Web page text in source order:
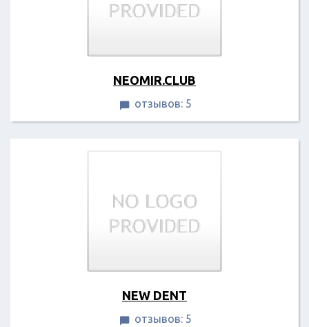
NEOMIR.CLUB
 отзывов: 5
NEW DENT
 отзывов: 5